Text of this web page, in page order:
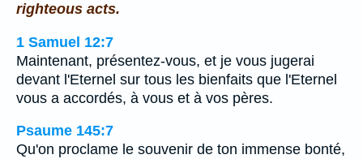
righteous acts.
1 Samuel 12:7
Maintenant, présentez-vous, et je vous jugerai
devant l'Eternel sur tous les bienfaits que l'Eternel
vous a accordés, à vous et à vos pères.
Psaume 145:7
Qu'on proclame le souvenir de ton immense bonté,